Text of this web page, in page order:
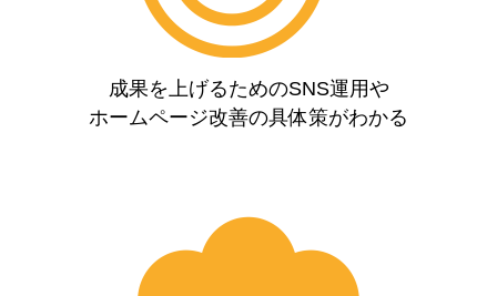
成果を上げるためのSNS運用や
ホームページ改善の具体策がわかる